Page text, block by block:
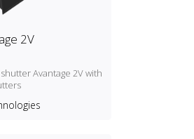
2V
Avantage 2V with